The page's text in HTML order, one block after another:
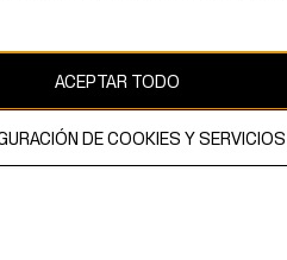
está protegido por copyright y es
AB.ACEPTAR TODO
DE COOKIES Y SERVICIOS